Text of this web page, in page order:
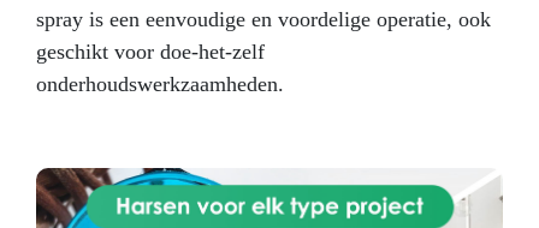
spray is een eenvoudige en voordelige operatie, ook
geschikt voor doe-het-zelf
onderhoudswerkzaamheden.